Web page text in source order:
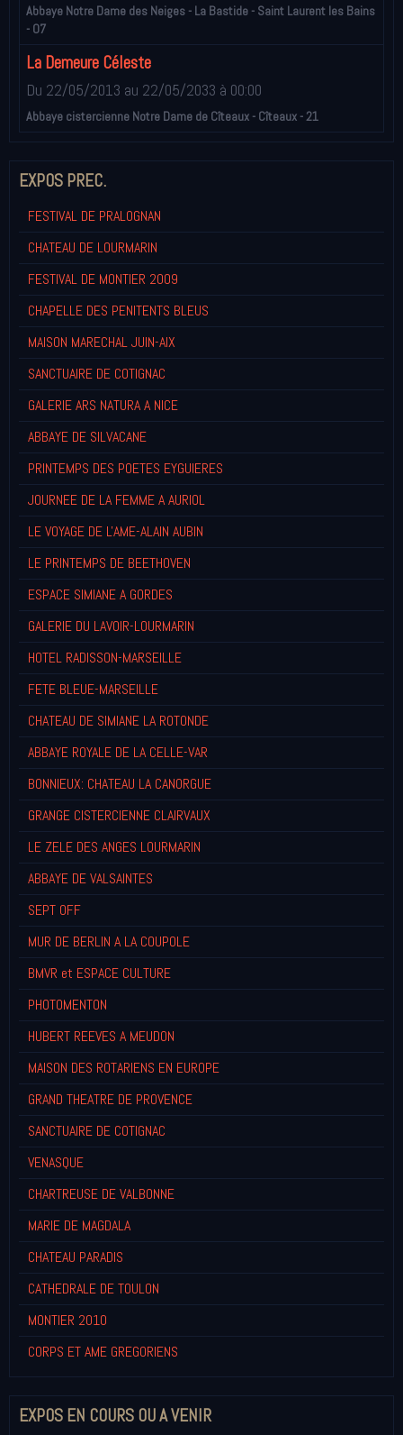
Abbaye Notre Dame des Neiges - La Bastide - Saint Laurent les Bains
- 07
La Demeure Céleste
Du 22/05/2013 au 22/05/2033 à 00:00
Abbaye cistercienne Notre Dame de Cîteaux - Cîteaux - 21
EXPOS PREC.
FESTIVAL DE PRALOGNAN
CHATEAU DE LOURMARIN
FESTIVAL DE MONTIER 2009
CHAPELLE DES PENITENTS BLEUS
MAISON MARECHAL JUIN-AIX
SANCTUAIRE DE COTIGNAC
GALERIE ARS NATURA A NICE
ABBAYE DE SILVACANE
PRINTEMPS DES POETES EYGUIERES
JOURNEE DE LA FEMME A AURIOL
LE VOYAGE DE L'AME-ALAIN AUBIN
LE PRINTEMPS DE BEETHOVEN
ESPACE SIMIANE A GORDES
GALERIE DU LAVOIR-LOURMARIN
HOTEL RADISSON-MARSEILLE
FETE BLEUE-MARSEILLE
CHATEAU DE SIMIANE LA ROTONDE
ABBAYE ROYALE DE LA CELLE-VAR
BONNIEUX: CHATEAU LA CANORGUE
GRANGE CISTERCIENNE CLAIRVAUX
LE ZELE DES ANGES LOURMARIN
ABBAYE DE VALSAINTES
SEPT OFF
MUR DE BERLIN A LA COUPOLE
BMVR et ESPACE CULTURE
PHOTOMENTON
HUBERT REEVES A MEUDON
MAISON DES ROTARIENS EN EUROPE
GRAND THEATRE DE PROVENCE
SANCTUAIRE DE COTIGNAC
VENASQUE
CHARTREUSE DE VALBONNE
MARIE DE MAGDALA
CHATEAU PARADIS
CATHEDRALE DE TOULON
MONTIER 2010
CORPS ET AME GREGORIENS
EXPOS EN COURS OU A VENIR